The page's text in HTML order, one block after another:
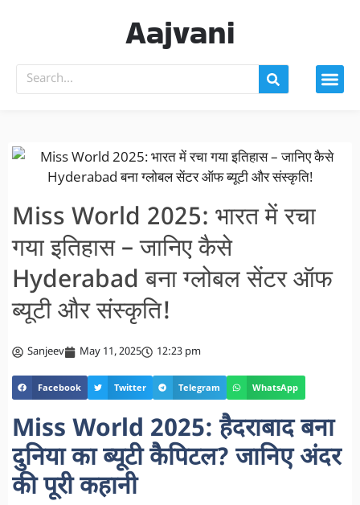
Aajvani
Miss World 2025: भारत में रचा
गया इतिहास – जानिए कैसे
Hyderabad बना ग्लोबल सेंटर ऑफ
ब्यूटी और संस्कृति!
Sanjeev May 11, 2025 12:23 pm
Facebook Twitter Telegram WhatsApp
Miss World 2025: हैदराबाद बना
दुनिया का ब्यूटी कैपिटल? जानिए अंदर
की पूरी कहानी